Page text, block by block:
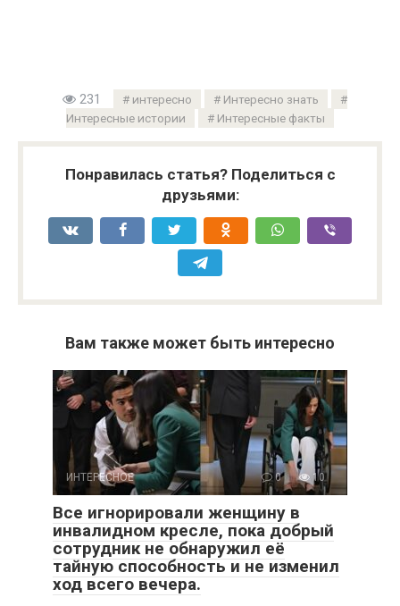
231 интересно
Интересно знать
Интересные истории
Интересные факты
Понравилась статья? Поделиться с
друзьями:
Вам также может быть интересно
ИНТЕРЕСНОЕ 0 10
Все игнорировали женщину в
инвалидном кресле, пока добрый
сотрудник не обнаружил её
тайную способность и не изменил
ход всего вечера.